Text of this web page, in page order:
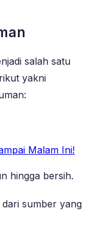
salah satu
yakni
Malam Ini!
hingga bersih.
sumber yang